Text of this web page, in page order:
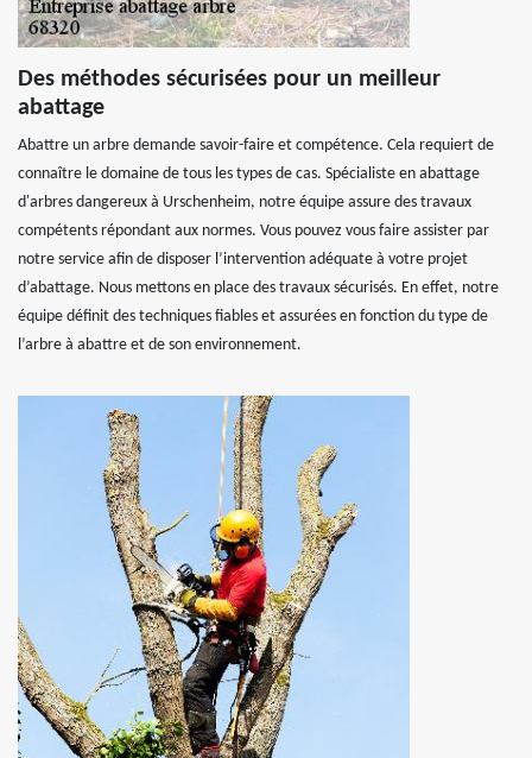
Des méthodes sécurisées pour un meilleur
abattage
Abattre un arbre demande savoir-faire et compétence. Cela requiert de
connaître le domaine de tous les types de cas. Spécialiste en abattage
d'arbres dangereux à Urschenheim, notre équipe assure des travaux
compétents répondant aux normes. Vous pouvez vous faire assister par
notre service afin de disposer l’intervention adéquate à votre projet
d’abattage. Nous mettons en place des travaux sécurisés. En effet, notre
équipe définit des techniques fiables et assurées en fonction du type de
l’arbre à abattre et de son environnement.